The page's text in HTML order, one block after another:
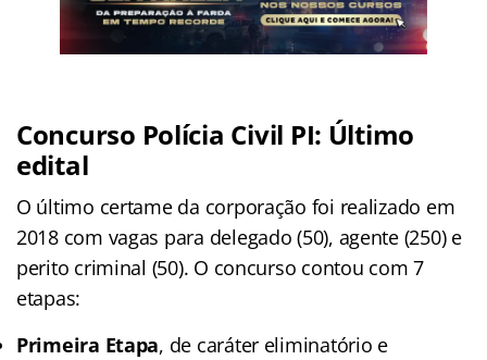
Concurso Polícia Civil PI: Último
edital
O último certame da corporação foi realizado em
2018 com vagas para delegado (50), agente (250) e
perito criminal (50). O concurso contou com 7
etapas:
Primeira Etapa, de caráter eliminatório e